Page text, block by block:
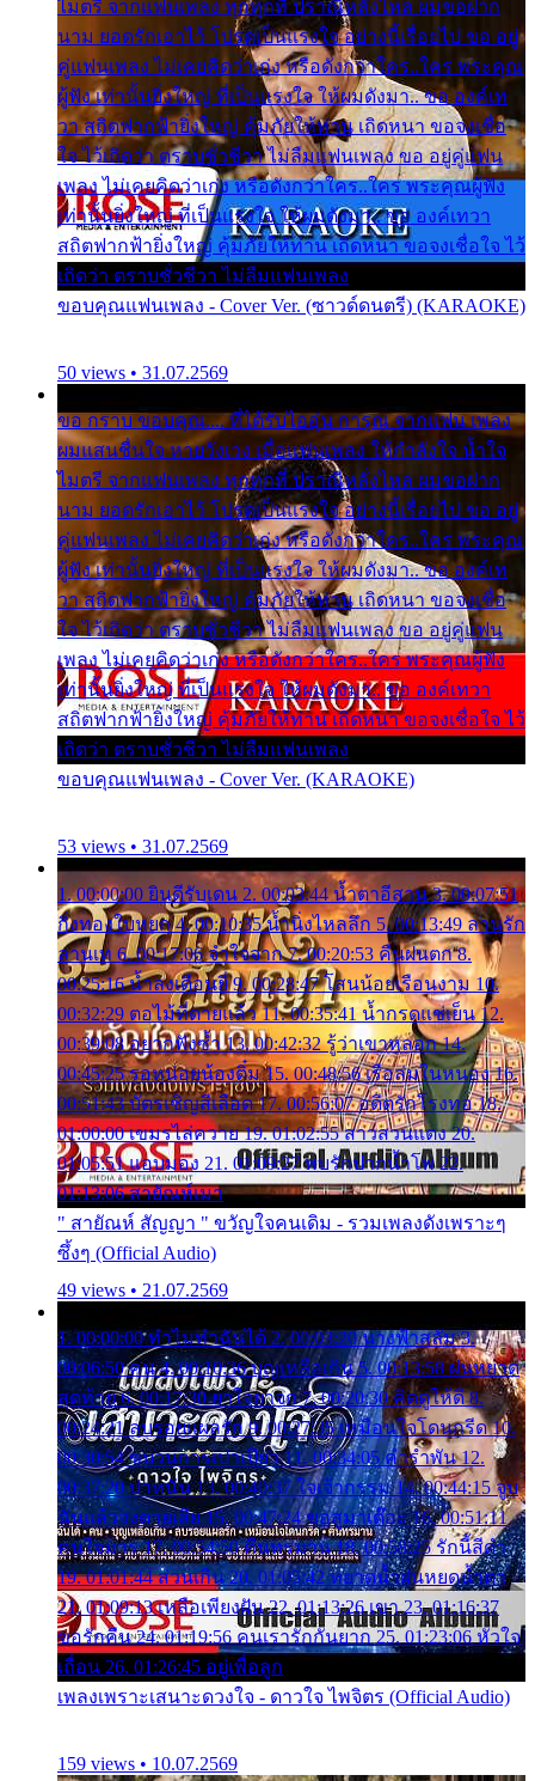
ไมตรี จากแฟนเพลง ทุกทุกที่ ปราณีหลั่งไหล ผมขอฝาก
นาม ยอดรักเอาไว้ โปรดเป็นแรงใจ อย่างนี้เรื่อยไป ขอ อยู่
คู่แฟนเพลง ไม่เคยคิดว่าเก่ง หรือดังกว่าใคร..ใคร พระคุณ
ผู้ฟัง เท่านั้นยิ่งใหญ่ ที่เป็นแรงใจ ให้ผมดังมา.. ขอ องค์เท
วา สถิตฟากฟ้ายิ่งใหญ่ คุ้มภัยให้ท่าน เถิดหนา ขอจงเชื่อ
ใจ ไว้เถิดว่า ตราบชั่วชีวา ไม่ลืมแฟนเพลง ขอ อยู่คู่แฟน
เพลง ไม่เคยคิดว่าเก่ง หรือดังกว่าใคร..ใคร พระคุณผู้ฟัง
เท่านั้นยิ่งใหญ่ ที่เป็นแรงใจ ให้ผมดังมา.. ขอ องค์เทวา
สถิตฟากฟ้ายิ่งใหญ่ คุ้มภัยให้ท่าน เถิดหนา ขอจงเชื่อใจ ไว้
เถิดว่า ตราบชั่วชีวา ไม่ลืมแฟนเพลง
ขอบคุณแฟนเพลง - Cover Ver. (ซาวด์ดนตรี) (KARAOKE)
50 views • 31.07.2569
ขอ กราบ ขอบคุณ.... ที่ได้รับไออุ่น การุณ จากแฟน เพลง
ผมแสนชื่นใจ หายวังเวง เมื่อแฟนเพลง ให้กำลังใจ น้ำใจ
ไมตรี จากแฟนเพลง ทุกทุกที่ ปราณีหลั่งไหล ผมขอฝาก
นาม ยอดรักเอาไว้ โปรดเป็นแรงใจ อย่างนี้เรื่อยไป ขอ อยู่
คู่แฟนเพลง ไม่เคยคิดว่าเก่ง หรือดังกว่าใคร..ใคร พระคุณ
ผู้ฟัง เท่านั้นยิ่งใหญ่ ที่เป็นแรงใจ ให้ผมดังมา.. ขอ องค์เท
วา สถิตฟากฟ้ายิ่งใหญ่ คุ้มภัยให้ท่าน เถิดหนา ขอจงเชื่อ
ใจ ไว้เถิดว่า ตราบชั่วชีวา ไม่ลืมแฟนเพลง ขอ อยู่คู่แฟน
เพลง ไม่เคยคิดว่าเก่ง หรือดังกว่าใคร..ใคร พระคุณผู้ฟัง
เท่านั้นยิ่งใหญ่ ที่เป็นแรงใจ ให้ผมดังมา.. ขอ องค์เทวา
สถิตฟากฟ้ายิ่งใหญ่ คุ้มภัยให้ท่าน เถิดหนา ขอจงเชื่อใจ ไว้
เถิดว่า ตราบชั่วชีวา ไม่ลืมแฟนเพลง
ขอบคุณแฟนเพลง - Cover Ver. (KARAOKE)
53 views • 31.07.2569
1. 00:00:00 ยินดีรับเดน 2. 00:03:44 น้ำตาอีสาน 3. 00:07:51
กิ่งทองใบหยก 4. 00:10:35 น้ำนิ่งไหลลึก 5. 00:13:49 ลานรัก
ลานเท 6. 00:17:06 จำใจจาก 7. 00:20:53 คืนฝนตก 8.
00:25:16 น้ำลงเดือนยี่ 9. 00:28:47 โสนน้อยเรือนงาม 10.
00:32:29 ตอไม้ที่ตายแล้ว 11. 00:35:41 น้ำกรดแช่เย็น 12.
00:39:08 อยากฟังซ้ำ 13. 00:42:32 รู้ว่าเขาหลอก 14.
00:45:25 รอหน่อยน้องติ๋ม 15. 00:48:56 เรือล่มในหนอง 16.
00:51:43 บัตรเชิญสีเลือด 17. 00:56:07 อดีตรักโรงทอ 18.
01:00:00 เขมรไล่ควาย 19. 01:02:55 สาวสวนแตง 20.
01:05:51 แอบมอง 21. 01:09:27 พบรักปากน้ำโพ 22.
01:13:06 สายัณห์เมา
" สายัณห์ สัญญา " ขวัญใจคนเดิม - รวมเพลงดังเพราะๆ
ซึ้งๆ (Official Audio)
49 views • 21.07.2569
1. 00:00:00 ทำไมทำฉันได้ 2. 00:03:20 นางฟ้าสลัม 3.
00:06:50 คน 4. 00:10:36 บุญเหลือเกิน 5. 00:13:58 ฝนหยาด
สุดท้าย 6. 00:17:30 ยาใจยาจก 7. 00:20:30 คิดดูให้ดี 8.
00:24:21 ลบรอยแผลรัก 9. 00:27:35 เหมือนใจโดนกรีด 10.
00:30:54 ขบวนการเปาเปียว 11. 00:34:05 คำรำพัน 12.
00:37:20 ปาหนัน 13. 00:40:37 ใจเจ้ากรรม 14. 00:44:15 จูบ
ฉันแล้วจงตายเสีย 15. 00:47:24 ขอสูมาเต๊อะ 16. 00:51:11
คนใจมาร 17. 00:54:50 คืนทรมาน 18. 00:58:25 รักนี้สีดำ
19. 01:01:44 ส่วนเกิน 20. 01:05:42 หยาดน้ำฝนหยดน้ำตา
21. 01:09:13 เหลือเพียงฝัน 22. 01:13:26 เขา 23. 01:16:37
ขอรักคืน 24. 01:19:56 คนเรารักกันยาก 25. 01:23:06 หัวใจ
เถื่อน 26. 01:26:45 อยู่เพื่อลูก
เพลงเพราะเสนาะดวงใจ - ดาวใจ ไพจิตร (Official Audio)
159 views • 10.07.2569